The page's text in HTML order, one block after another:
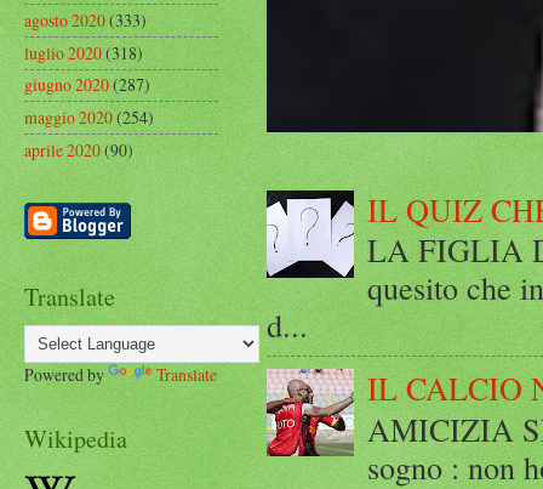
IL QUIZ
LA FIGLIA
quesito che
d...
IL CALCIO
AMICIZIA
sogno : non
agosto 2020(333)
luglio 2020(318)
giugno 2020(287)
maggio 2020(254)
aprile 2020(90)
Translate
Powered by Translate
Wikipedia